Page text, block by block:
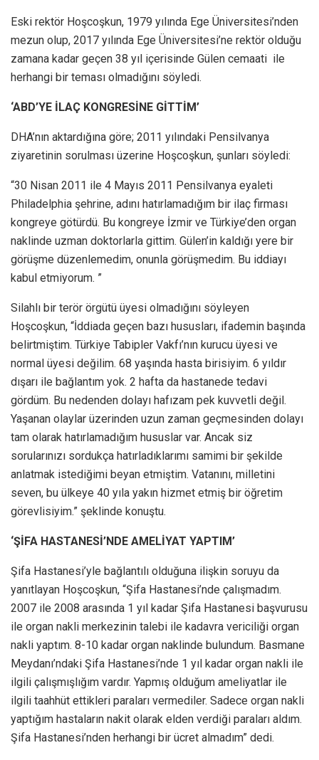
Eski rektör Hoşcoşkun, 1979 yılında Ege Üniversitesi’nden
mezun olup, 2017 yılında Ege Üniversitesi’ne rektör olduğu
zamana kadar geçen 38 yıl içerisinde Gülen cemaati ile
herhangi bir teması olmadığını söyledi.
‘ABD’YE İLAÇ KONGRESİNE GİTTİM’
DHA’nın aktardığına göre; 2011 yılındaki Pensilvanya
ziyaretinin sorulması üzerine Hoşcoşkun, şunları söyledi:
“30 Nisan 2011 ile 4 Mayıs 2011 Pensilvanya eyaleti
Philadelphia şehrine, adını hatırlamadığım bir ilaç firması
kongreye götürdü. Bu kongreye İzmir ve Türkiye’den organ
naklinde uzman doktorlarla gittim. Gülen’in kaldığı yere bir
görüşme düzenlemedim, onunla görüşmedim. Bu iddiayı
kabul etmiyorum. ”
Silahlı bir terör örgütü üyesi olmadığını söyleyen
Hoşcoşkun, “İddiada geçen bazı hususları, ifademin başında
belirtmiştim. Türkiye Tabipler Vakfı’nın kurucu üyesi ve
normal üyesi değilim. 68 yaşında hasta birisiyim. 6 yıldır
dışarı ile bağlantım yok. 2 hafta da hastanede tedavi
gördüm. Bu nedenden dolayı hafızam pek kuvvetli değil.
Yaşanan olaylar üzerinden uzun zaman geçmesinden dolayı
tam olarak hatırlamadığım hususlar var. Ancak siz
sorularınızı sordukça hatırladıklarımı samimi bir şekilde
anlatmak istediğimi beyan etmiştim. Vatanını, milletini
seven, bu ülkeye 40 yıla yakın hizmet etmiş bir öğretim
görevlisiyim.” şeklinde konuştu.
‘ŞİFA HASTANESİ’NDE AMELİYAT YAPTIM’
Şifa Hastanesi’yle bağlantılı olduğuna ilişkin soruyu da
yanıtlayan Hoşcoşkun, “Şifa Hastanesi’nde çalışmadım.
2007 ile 2008 arasında 1 yıl kadar Şifa Hastanesi başvurusu
ile organ nakli merkezinin talebi ile kadavra vericiliği organ
nakli yaptım. 8-10 kadar organ naklinde bulundum. Basmane
Meydanı’ndaki Şifa Hastanesi’nde 1 yıl kadar organ nakli ile
ilgili çalışmışlığım vardır. Yapmış olduğum ameliyatlar ile
ilgili taahhüt ettikleri paraları vermediler. Sadece organ nakli
yaptığım hastaların nakit olarak elden verdiği paraları aldım.
Şifa Hastanesi’nden herhangi bir ücret almadım” dedi.